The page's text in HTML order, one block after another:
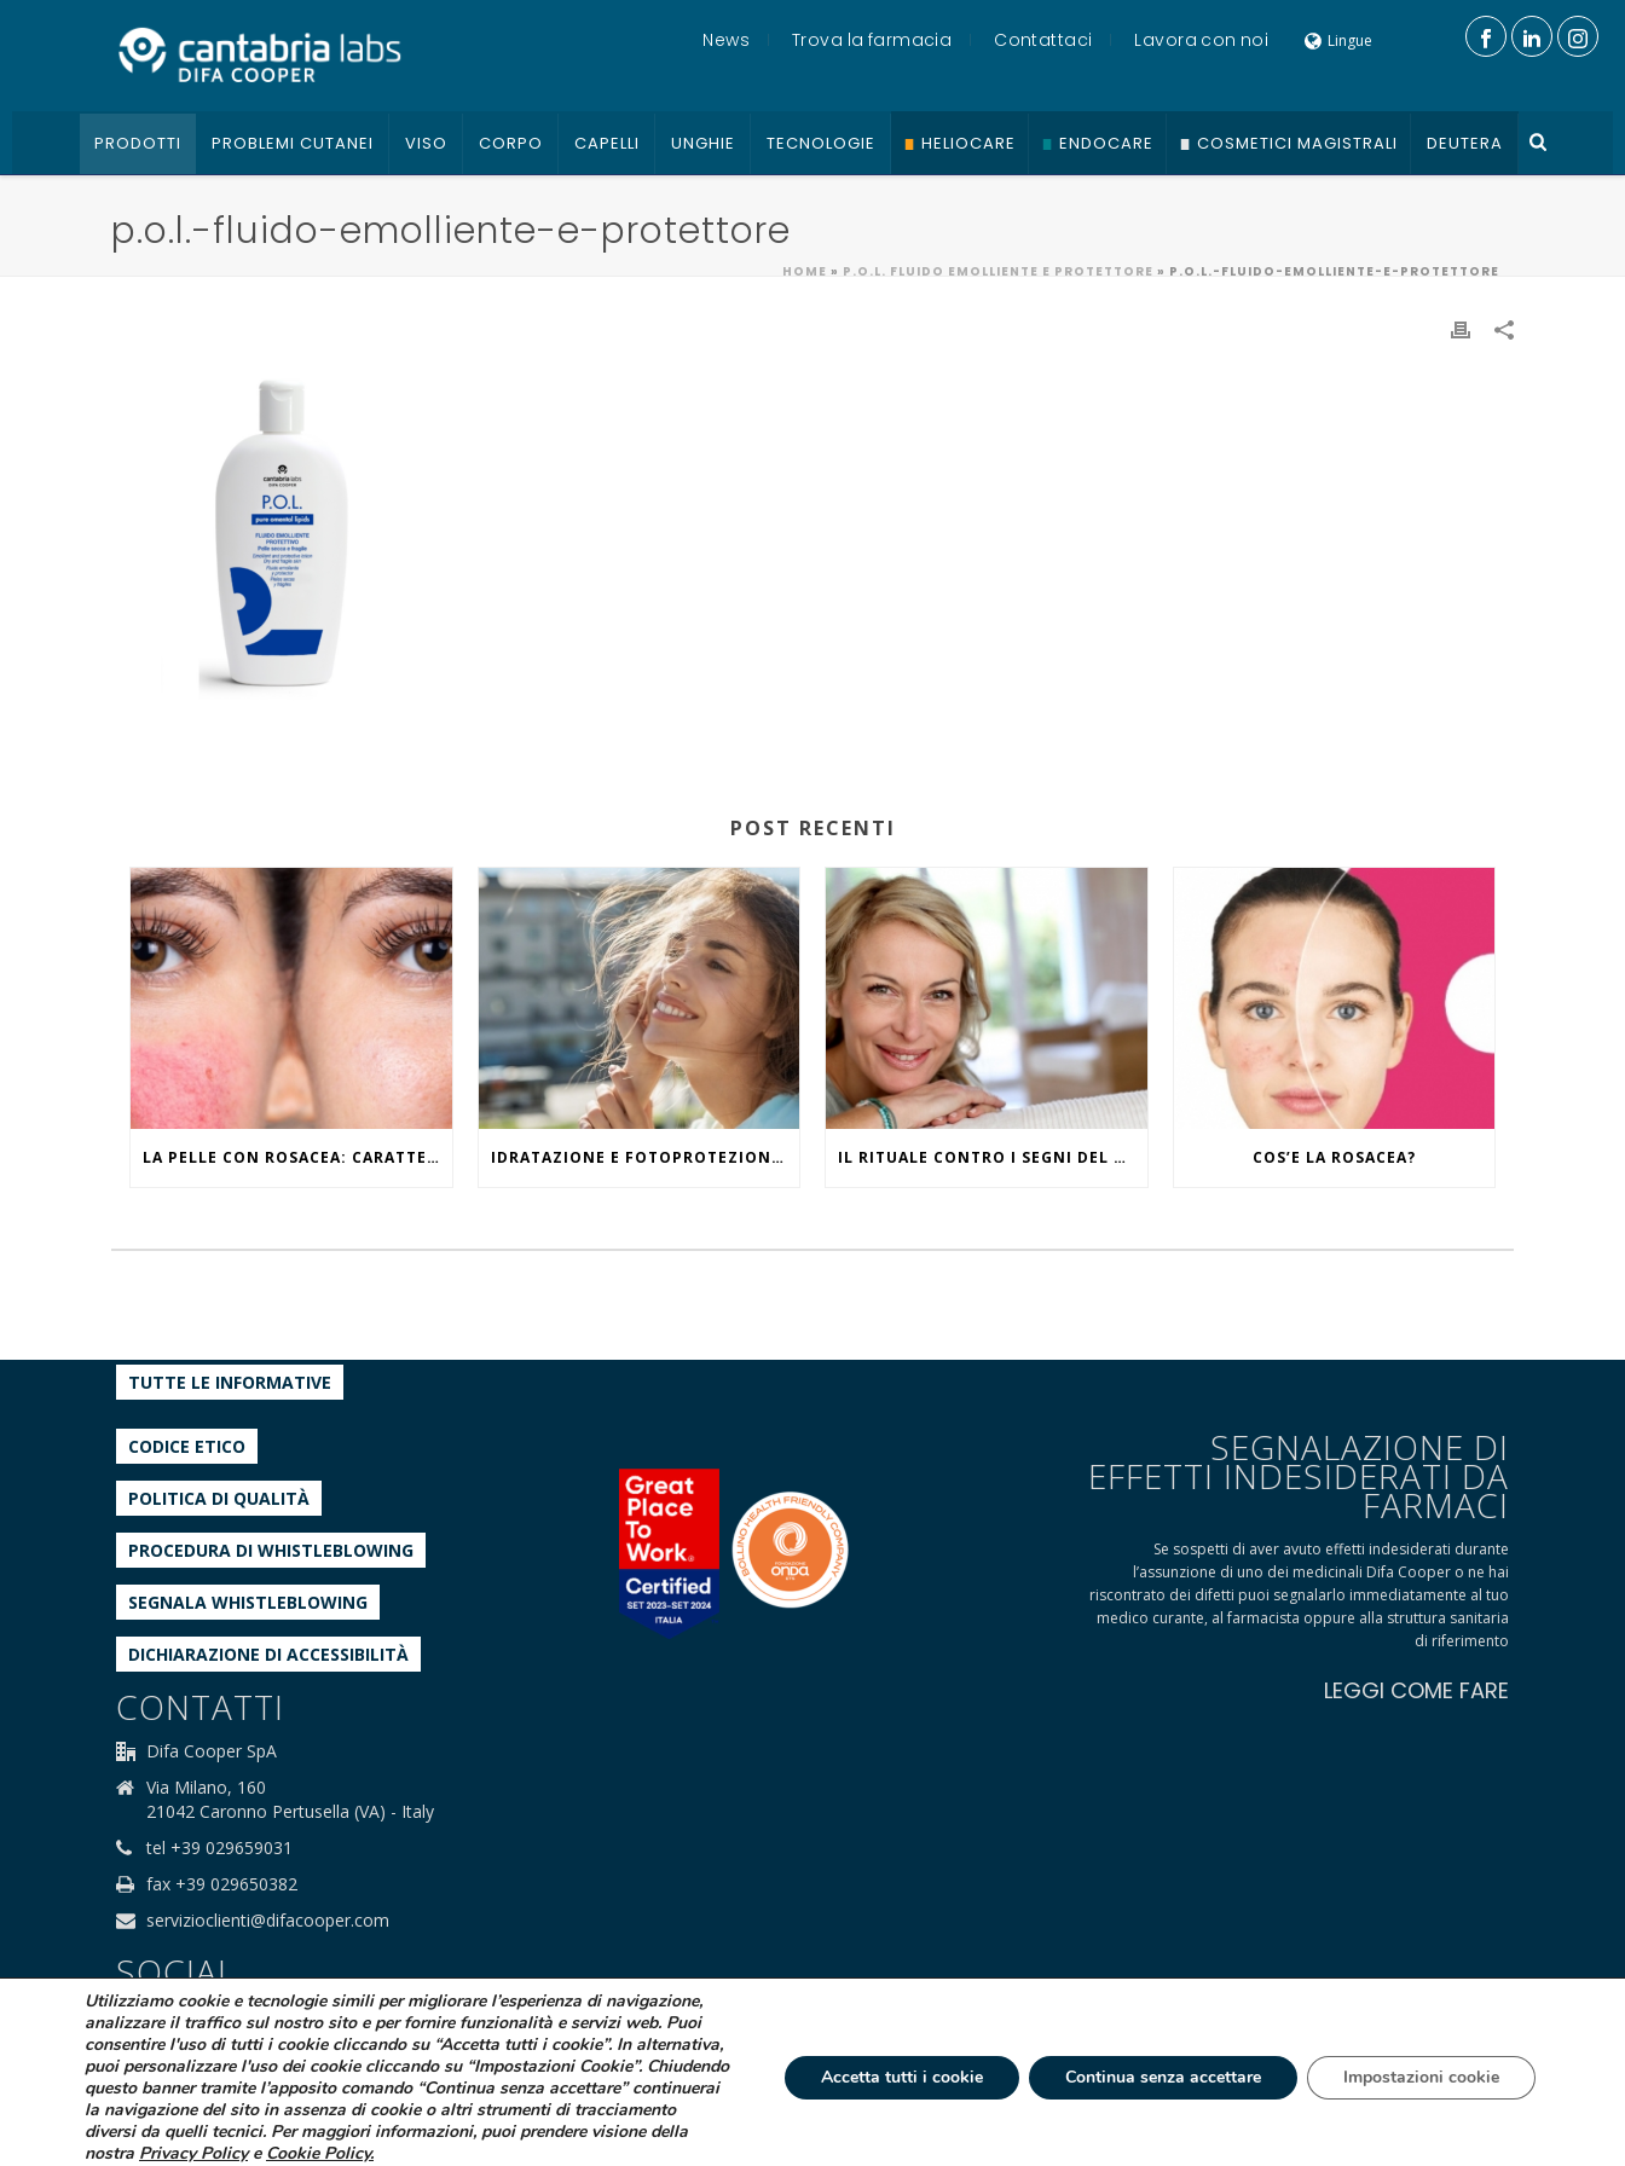
News Trova la farmacia Contattaci Lavora con noi Lingue
PRODOTTI PROBLEMI CUTANEI VISO CORPO CAPELLI UNGHIE TECNOLOGIE HELIOCARE ENDOCARE COSMETICI MAGISTRALI DEUTERA
p.o.l.-fluido-emolliente-e-protettore
HOME » P.O.L. FLUIDO EMOLLIENTE E PROTETTORE » P.O.L.-FLUIDO-EMOLLIENTE-E-PROTETTORE
POST RECENTI
LA PELLE CON ROSACEA: CARATTERISTICHE ED EFFETTI DEL CALDO IDRATAZIONE E FOTOPROTEZIONE, WHAT ELSE? IL RITUALE CONTRO I SEGNI DEL TEMPO COS’E LA ROSACEA?
TUTTE LE INFORMATIVE
CODICE ETICO
POLITICA DI QUALITÀ
PROCEDURA DI WHISTLEBLOWING
SEGNALA WHISTLEBLOWING
DICHIARAZIONE DI ACCESSIBILITÀ
CONTATTI
Difa Cooper SpA
Via Milano, 160
21042 Caronno Pertusella (VA) - Italy
tel +39 029659031
fax +39 029650382
servizioclienti@difacooper.com
SOCIAL
SEGNALAZIONE DI
EFFETTI INDESIDERATI DA
FARMACI
Se sospetti di aver avuto effetti indesiderati durante
l’assunzione di uno dei medicinali Difa Cooper o ne hai
riscontrato dei difetti puoi segnalarlo immediatamente al tuo
medico curante, al farmacista oppure alla struttura sanitaria
di riferimento
LEGGI COME FARE
© 2025 Difa Cooper SpA - Capitale Sociale € 750.000 i.v. Socio Unico | R.E.A. (VA) 129020 - C.F. P. IVA e Reg. Impr. (VA) - IT 00334560125 Estero Mecc. (VA) 018393
Società soggetta ad attività di direzione e coordinamento di Industrial Farmacéutical Cantabria S.A. España
Utilizziamo cookie e tecnologie simili per migliorare l’esperienza di navigazione,
analizzare il traffico sul nostro sito e per fornire funzionalità e servizi web. Puoi
consentire l'uso di tutti i cookie cliccando su “Accetta tutti i cookie”. In alternativa,
puoi personalizzare l'uso dei cookie cliccando su “Impostazioni Cookie”. Chiudendo
questo banner tramite l’apposito comando “Continua senza accettare” continuerai
la navigazione del sito in assenza di cookie o altri strumenti di tracciamento
diversi da quelli tecnici. Per maggiori informazioni, puoi prendere visione della
nostra Privacy Policye Cookie Policy.
Accetta tutti i cookie Continua senza accettare Impostazioni cookie